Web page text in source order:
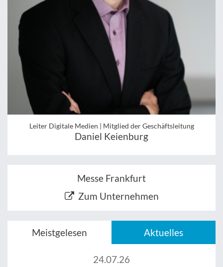
Leiter Digitale Medien | Mitglied der Geschäftsleitung
Daniel Keienburg
Messe Frankfurt
Zum Unternehmen
Meistgelesen Aktuelles
24.07.26